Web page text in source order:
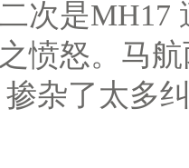
次是MH17
愤怒。马
杂了太多